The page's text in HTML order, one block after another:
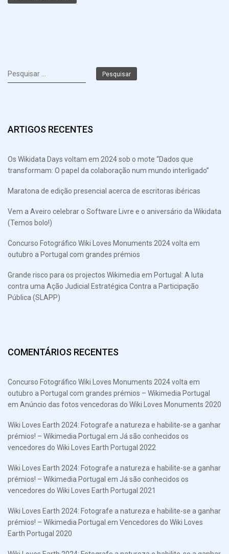
Pesquisar
por:
ARTIGOS RECENTES
Os Wikidata Days voltam em 2024 sob o mote “Dados que
transformam: O papel da colaboração num mundo interligado”
Maratona de edição presencial acerca de escritoras ibéricas
Vem a Aveiro celebrar o Software Livre e o aniversário da Wikidata
(Temos bolo!)
Concurso Fotográfico Wiki Loves Monuments 2024 volta em
outubro a Portugal com grandes prémios
Grande risco para os projectos Wikimedia em Portugal: A luta
contra uma Ação Judicial Estratégica Contra a Participação
Pública (SLAPP)
COMENTÁRIOS RECENTES
Concurso Fotográfico Wiki Loves Monuments 2024 volta em
outubro a Portugal com grandes prémios – Wikimedia Portugal
em Anúncio das fotos vencedoras do Wiki Loves Monuments 2020
Wiki Loves Earth 2024: Fotografe a natureza e habilite-se a ganhar
prémios! – Wikimedia Portugal em Já são conhecidos os
vencedores do Wiki Loves Earth Portugal 2022
Wiki Loves Earth 2024: Fotografe a natureza e habilite-se a ganhar
prémios! – Wikimedia Portugal em Já são conhecidos os
vencedores do Wiki Loves Earth Portugal 2021
Wiki Loves Earth 2024: Fotografe a natureza e habilite-se a ganhar
prémios! – Wikimedia Portugal em Vencedores do Wiki Loves
Earth Portugal 2020